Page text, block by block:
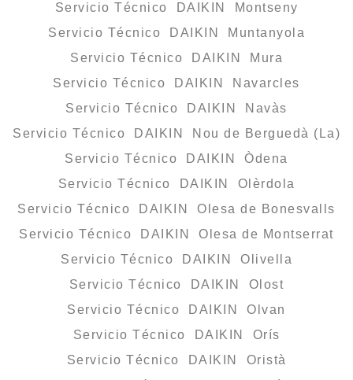
Servicio Técnico DAIKIN Montseny
Servicio Técnico DAIKIN Muntanyola
Servicio Técnico DAIKIN Mura
Servicio Técnico DAIKIN Navarcles
Servicio Técnico DAIKIN Navàs
Servicio Técnico DAIKIN Nou de Berguedà (La)
Servicio Técnico DAIKIN Òdena
Servicio Técnico DAIKIN Olèrdola
Servicio Técnico DAIKIN Olesa de Bonesvalls
Servicio Técnico DAIKIN Olesa de Montserrat
Servicio Técnico DAIKIN Olivella
Servicio Técnico DAIKIN Olost
Servicio Técnico DAIKIN Olvan
Servicio Técnico DAIKIN Orís
Servicio Técnico DAIKIN Oristà